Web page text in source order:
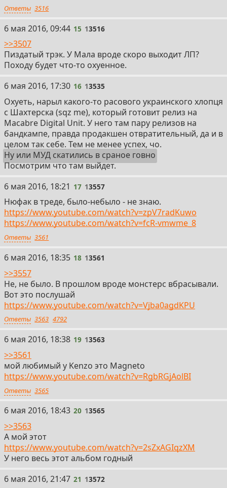
Ответы 3516
15
6 мая 2016, 09:44 15 13516
>>3507
Пиздатый трэк. У Мала вроде скоро выходит ЛП?
Походу будет что-то охуенное.
16
6 мая 2016, 17:30 16 13535
Охуеть, нарыл какого-то расового украинского хлопця
с Шахтерска (sqz me), который готовит релиз на
Macabre Digital Unit. У него там пару релизов на
бандкампе, правда продакшен отвратительный, да и в
целом так себе. Тем не менее успех, чо.
Ну или МУД скатились в сраное говно
Посмотрим что там выйдет.
17
6 мая 2016, 18:21 17 13557
Нюфак в треде, было-небыло - не знаю.
https://www.youtube.com/watch?v=zpV7radKuwo
https://www.youtube.com/watch?v=fcR-vmwme_8
Ответы 3561
18
6 мая 2016, 18:35 18 13561
>>3557
Не, не было. В прошлом вроде монстерс вбрасывали.
Вот это послушай
https://www.youtube.com/watch?v=Vjba0agdKPU
Ответы 3563 4792
19
6 мая 2016, 18:38 19 13563
>>3561
мой любимый у Kenzo это Magneto
https://www.youtube.com/watch?v=RgbRGjAolBI
Ответы 3565
20
6 мая 2016, 18:43 20 13565
>>3563
А мой этот
https://www.youtube.com/watch?v=2sZxAGIqzXM
У него весь этот альбом годный
21
6 мая 2016, 21:47 21 13572